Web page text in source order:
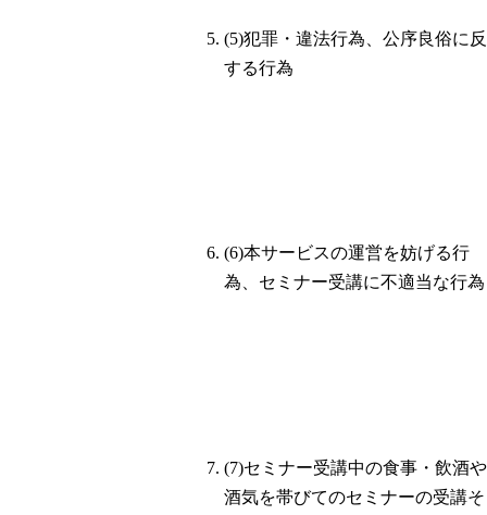
(5)犯罪・違法行為、公序良俗に反
する行為
(6)本サービスの運営を妨げる行
為、セミナー受講に不適当な行為
(7)セミナー受講中の食事・飲酒や
酒気を帯びてのセミナーの受講そ